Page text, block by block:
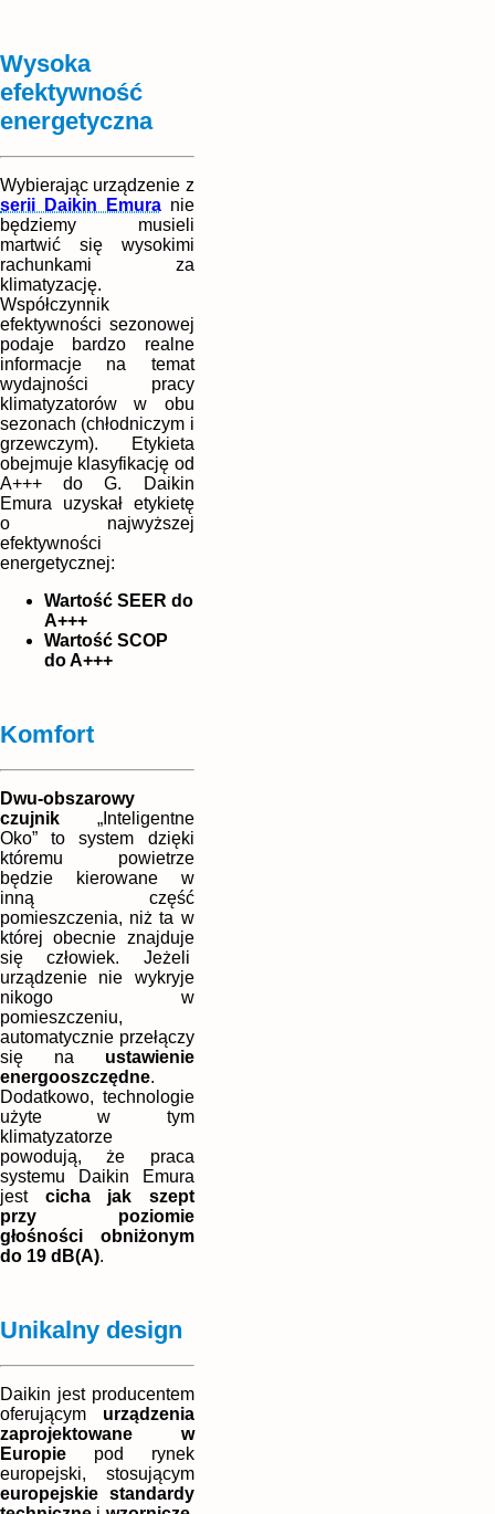
Wysoka
efektywność
energetyczna
Wybierając urządzenie z
serii Daikin Emuranie
będziemy musieli
martwić się wysokimi
rachunkami za
klimatyzację.
Współczynnik
efektywności sezonowej
podaje bardzo realne
informacje na temat
wydajności pracy
klimatyzatorów w obu
sezonach (chłodniczym i
grzewczym). Etykieta
obejmuje klasyfikację od
A+++ do G. Daikin
Emura uzyskał etykietę
o najwyższej
efektywności
energetycznej:
Wartość SEER do
A+++
Wartość SCOP
do A+++
Komfort
Dwu-obszarowy
czujnik „Inteligentne
Oko” to system dzięki
któremu powietrze
będzie kierowane w
inną część
pomieszczenia, niż ta w
której obecnie znajduje
się człowiek. Jeżeli
urządzenie nie wykryje
nikogo w
pomieszczeniu,
automatycznie przełączy
się na ustawienie
energooszczędne.
Dodatkowo, technologie
użyte w tym
klimatyzatorze
powodują, że praca
systemu Daikin Emura
jest cicha jak szept
przy poziomie
głośności obniżonym
do 19 dB(A).
Unikalny design
Daikin jest producentem
oferującym urządzenia
zaprojektowane w
Europie pod rynek
europejski, stosującym
europejskie standardy